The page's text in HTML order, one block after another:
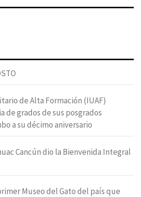
de Alta Formación (IUAF)
de grados de sus posgrados
a su décimo aniversario
Cancún dio la Bienvenida Integral
Museo del Gato del país que